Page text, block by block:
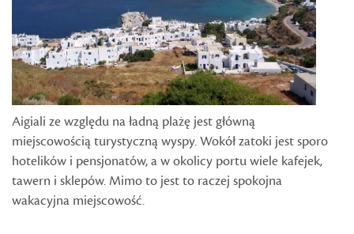
Aigiali ze względu na ładną plażę jest główną
miejscowością turystyczną wyspy. Wokół zatoki jest sporo
hotelików i pensjonatów, a w okolicy portu wiele kafejek,
tawern i sklepów. Mimo to jest to raczej spokojna
wakacyjna miejscowość.